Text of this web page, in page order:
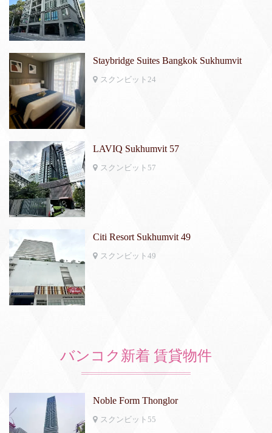
Staybridge Suites Bangkok Sukhumvit
スクンビット24
LAVIQ Sukhumvit 57
スクンビット57
Citi Resort Sukhumvit 49
スクンビット49
バンコク新着 賃貸物件
Noble Form Thonglor
スクンビット55